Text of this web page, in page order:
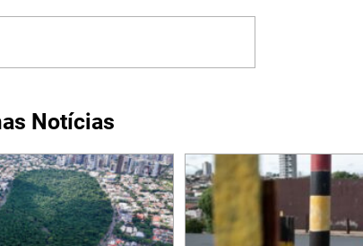
Notícias